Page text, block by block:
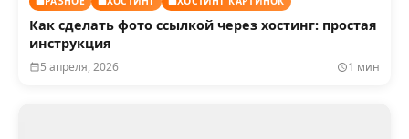
Как сделать фото ссылкой через хостинг: простая
инструкция
5 апреля, 2026 1 мин